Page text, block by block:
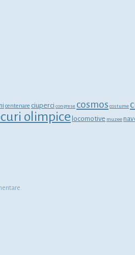
centenare ciuperci congrese cosmos costume
olimpice locomotive muzee